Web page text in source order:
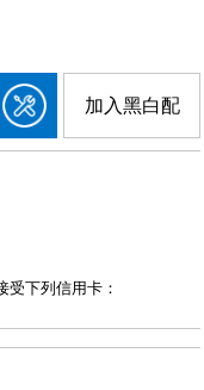
加入黑白配
下列信用卡：